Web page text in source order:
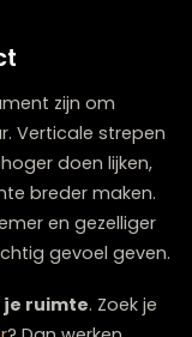
doen lijken
kan somber en
Test
de dag om te